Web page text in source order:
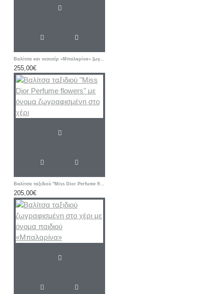
Βαλίτσα και νεσεσέρ «Μπαλαρίνα» ζωγραφισμένα στο χέρι
255,00€
Βαλίτσα ταξιδιού "Miss Dior Perfume flowers" με όνομα ζωγραφισμένη στο χέρι
205,00€